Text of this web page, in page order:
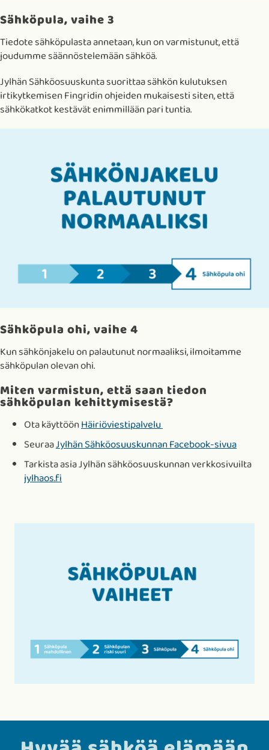
Sähköpula, vaihe 3
Tiedote sähköpulasta annetaan, kun on varmistunut, että
joudumme säännöstelemään sähköä.
Jylhän Sähköosuuskunta suorittaa sähkön kulutuksen
irtikytkemisen Fingridin ohjeiden mukaisesti siten, että
sähkökatkot kestävät enimmillään pari tuntia.
Sähköpula ohi, vaihe 4
Kun sähkönjakelu on palautunut normaaliksi, ilmoitamme
sähköpulan olevan ohi.
Miten varmistun, että saan tiedon
sähköpulan kehittymisestä?
Ota käyttöönHäiriöviestipalvelu
SeuraaJylhän Sähköosuuskunnan Facebook-sivua
Tarkista asia Jylhän sähköosuuskunnan verkkosivuilta
jylhaos.fi